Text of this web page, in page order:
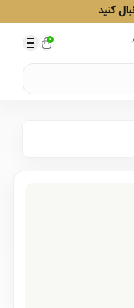
کنید
0